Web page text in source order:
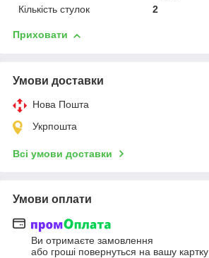
Кількість стулок
2
Приховати
Умови доставки
Нова Пошта
Укрпошта
Всі умови доставки
Умови оплати
Ви отримаєте замовлення
або гроші повернуться на вашу картку